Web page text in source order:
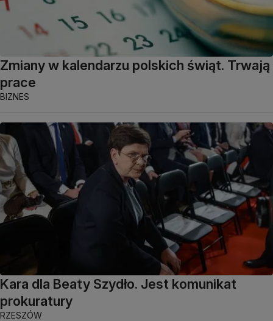
Zmiany w kalendarzu polskich świąt. Trwają
prace
BIZNES
Kara dla Beaty Szydło. Jest komunikat
prokuratury
RZESZÓW